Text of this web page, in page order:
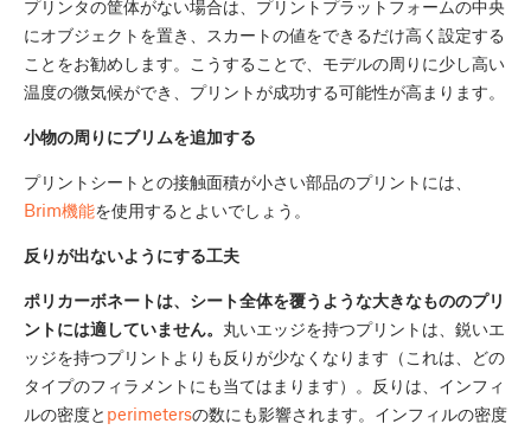
プリンタの筐体がない場合は、プリントプラットフォームの中央
にオブジェクトを置き、スカートの値をできるだけ高く設定する
ことをお勧めします。こうすることで、モデルの周りに少し高い
温度の微気候ができ、プリントが成功する可能性が高まります。
小物の周りにブリムを追加する
プリントシートとの接触面積が小さい部品のプリントには、
Brim機能を使用するとよいでしょう。
反りが出ないようにする工夫
ポリカーボネートは、シート全体を覆うような大きなもののプリ
ントには適していません。 丸いエッジを持つプリントは、鋭いエ
ッジを持つプリントよりも反りが少なくなります（これは、どの
タイプのフィラメントにも当てはまります）。反りは、インフィ
ルの密度と perimetersの数にも影響されます。インフィルの密度